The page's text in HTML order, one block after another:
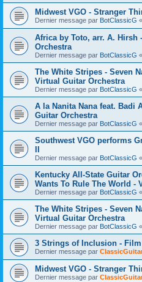
Midwest VGO - Stranger
Dernier message par BotClassicG «
Africa by Toto, arr. A. Hirsh
Orchestra
Dernier message par BotClassicG «
The White Stripes - Seven
Virtual Guitar Orchestra
Dernier message par BotClassicG «
A la Nanita Nana feat. Badi
Guitar Orchestra
Dernier message par BotClassicG «
Southwest VGO performs
Dernier message par BotClassicG «
Kentucky All-State Guitar
Wants To Rule The World -
Dernier message par BotClassicG «
The White Stripes - Seven
Virtual Guitar Orchestra
Dernier message par BotClassicG «
3 Strings of Inclusion -
Dernier message par
Midwest VGO - Stranger
Dernier message par